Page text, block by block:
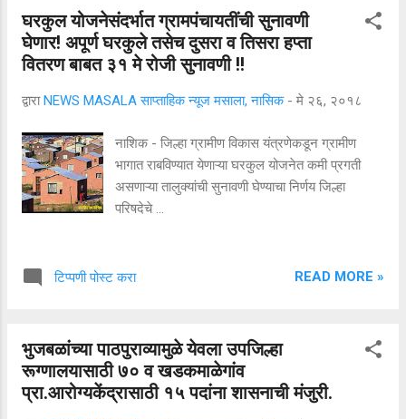
घरकुल योजनेसंदर्भात ग्रामपंचायतींची सुनावणी
घेणार! अपूर्ण घरकुले तसेच दुसरा व तिसरा हप्ता
वितरण बाबत ३१ मे रोजी सुनावणी !!
द्वाराNEWS MASALA साप्ताहिक न्यूज मसाला, नासिक - मे २६, २०१८
नाशिक - जिल्हा ग्रामीण विकास यंत्रणेकडून ग्रामीण
भागात राबविण्यात येणाऱ्या घरकुल योजनेत कमी प्रगती
असणाऱ्या तालुक्यांची सुनावणी घेण्याचा निर्णय जिल्हा
परिषदेचे ...
टिप्पणी पोस्ट करा READ MORE »
भुजबळांच्या पाठपुराव्यामुळे येवला उपजिल्हा
रूग्णालयासाठी ७० व खडकमाळेगांव
प्रा.आरोग्यकेंद्रासाठी १५ पदांना शासनाची मंजुरी.